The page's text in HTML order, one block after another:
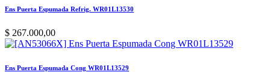
Ens Puerta Espumada Refrig. WR01L13530
$ 267.000,00
Ens Puerta Espumada Cong WR01L13529